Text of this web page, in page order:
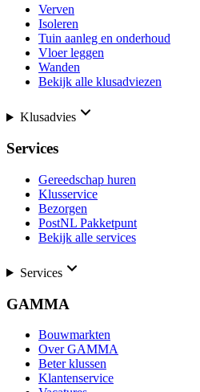
Verven
Isoleren
Tuin aanleg en onderhoud
Vloer leggen
Wanden
Bekijk alle klusadviezen
Klusadvies
Services
Gereedschap huren
Klusservice
Bezorgen
PostNL Pakketpunt
Bekijk alle services
Services
GAMMA
Bouwmarkten
Over GAMMA
Beter klussen
Klantenservice